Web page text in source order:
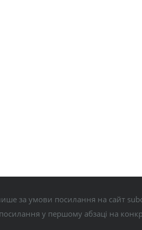
за умови посилання на сайт
у першому абзаці на